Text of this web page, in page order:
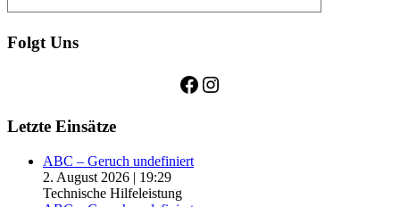
Folgt Uns
Facebook
Instagram
Letzte Einsätze
ABC – Geruch undefiniert
2. August 2026 | 19:29
Technische Hilfeleistung